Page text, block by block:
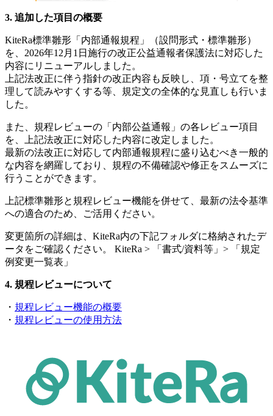
追加した項目の概要
KiteRa標準雛形「内部通報規程」（設問形式・標準雛形）
を、2026年12月1日施行の改正公益通報者保護法に対応した
内容にリニューアルしました。
上記法改正に伴う指針の改正内容も反映し、項・号立てを整
理して読みやすくする等、規定文の全体的な見直しも行いま
した。
また、規程レビューの「内部公益通報」の各レビュー項目
を、上記法改正に対応した内容に改定しました。
最新の法改正に対応して内部通報規程に盛り込むべき一般的
な内容を網羅しており、規程の不備確認や修正をスムーズに
行うことができます。
上記標準雛形と規程レビュー機能を併せて、最新の法令基準
への適合のため、ご活用ください。
変更箇所の詳細は、KiteRa内の下記フォルダに格納されたデ
ータをご確認ください。 KiteRa > 「書式/資料等」> 「規定
例変更一覧表」
規程レビューについて
・ 規程レビュー機能の概要
・ 規程レビューの使用方法